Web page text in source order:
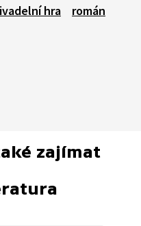
hra
román
zajímat